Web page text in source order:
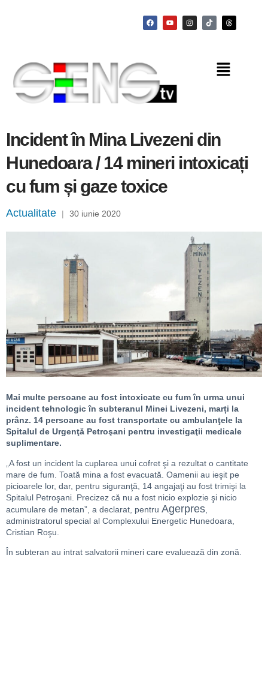
Incident în Mina Livezeni din
Hunedoara / 14 mineri intoxicați
cu fum și gaze toxice
Actualitate | 30 iunie 2020
Mai multe persoane au fost intoxicate cu fum în urma unui
incident tehnologic în subteranul Minei Livezeni, marți la
prânz. 14 persoane au fost transportate cu ambulanţele la
Spitalul de Urgenţă Petroşani pentru investigaţii medicale
suplimentare.
„A fost un incident la cuplarea unui cofret şi a rezultat o cantitate
mare de fum. Toată mina a fost evacuată. Oamenii au ieşit pe
picioarele lor, dar, pentru siguranţă, 14 angajaţi au fost trimişi la
Spitalul Petroşani. Precizez că nu a fost nicio explozie şi nicio
acumulare de metan”, a declarat, pentru Agerpres
administratorul special al Complexului Energetic Hunedoara,
Cristian Roşu.
În subteran au intrat salvatorii mineri care evaluează din zonă.